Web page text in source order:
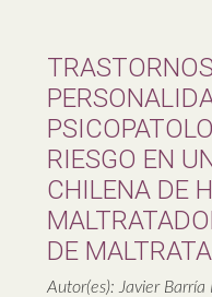
RIESGO EN
CHILENA DE
DE
Autor(es): Javier Barría